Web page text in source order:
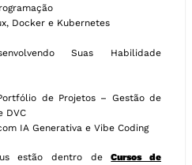
Docker e Kubernetes
Suas Habilidade
de Projetos – Gestão de
DVC
IA Generativa e Vibe Coding
estão dentro deCursos de